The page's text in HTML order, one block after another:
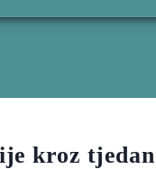
kroz tjedan